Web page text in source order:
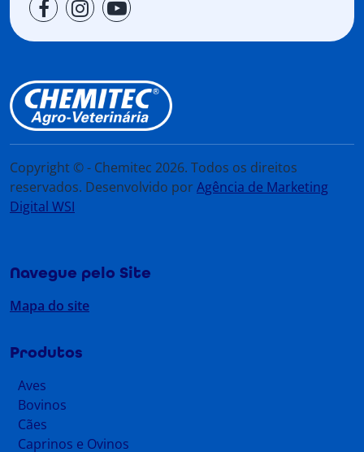
Copyright © - Chemitec 2026. Todos os direitos
reservados. Desenvolvido porAgência de Marketing
Digital WSI
Navegue pelo Site
Mapa do site
Produtos
Aves
Bovinos
Cães
Caprinos e Ovinos